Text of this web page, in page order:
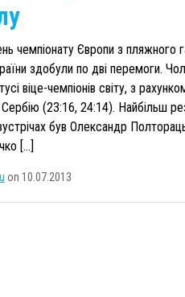
чемпіонату Європи з пляжного
здобули по дві перемоги.
віце-чемпіонів світу, з
(23:16, 24:14). Найбільш
був Олександр
[…]
on 10.07.2013